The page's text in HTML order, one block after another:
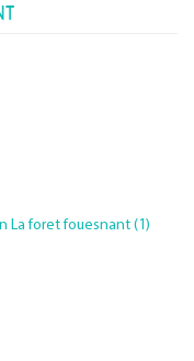
La foret fouesnant (1)